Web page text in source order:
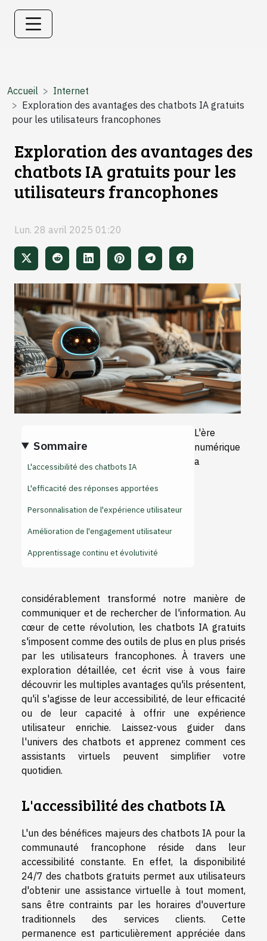
Accueil
Internet
Exploration des avantages des chatbots IA gratuits
pour les utilisateurs francophones
Exploration des avantages des
chatbots IA gratuits pour les
utilisateurs francophones
Lun. 28 avril 2025 01:20
Sommaire
L'accessibilité des chatbots IA
L'efficacité des réponses apportées
Personnalisation de l'expérience utilisateur
Amélioration de l'engagement utilisateur
Apprentissage continu et évolutivité
L'ère
numérique
a
considérablement transformé notre manière de
communiquer et de rechercher de l'information. Au
cœur de cette révolution, les chatbots IA gratuits
s'imposent comme des outils de plus en plus prisés
par les utilisateurs francophones. À travers une
exploration détaillée, cet écrit vise à vous faire
découvrir les multiples avantages qu'ils présentent,
qu'il s'agisse de leur accessibilité, de leur efficacité
ou de leur capacité à offrir une expérience
utilisateur enrichie. Laissez-vous guider dans
l'univers des chatbots et apprenez comment ces
assistants virtuels peuvent simplifier votre
quotidien.
L'accessibilité des chatbots IA
L'un des bénéfices majeurs des chatbots IA pour la
communauté francophone réside dans leur
accessibilité constante. En effet, la disponibilité
24/7 des chatbots gratuits permet aux utilisateurs
d'obtenir une assistance virtuelle à tout moment,
sans être contraints par les horaires d'ouverture
traditionnels des services clients. Cette
permanence est particulièrement appréciée dans